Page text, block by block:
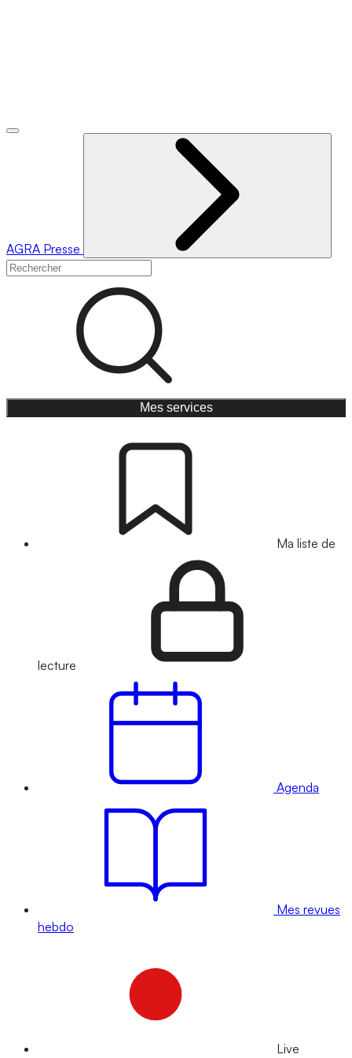
AGRA Presse
Mes services
Ma liste de
lecture
Agenda
Mes revues
hebdo
Live